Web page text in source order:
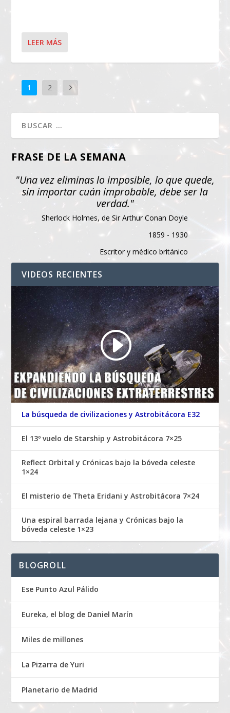
LEER MÁS
1 2
FRASE DE LA SEMANA
"Una vez eliminas lo imposible, lo que quede,
sin importar cuán improbable, debe ser la
verdad."
Sherlock Holmes, de Sir Arthur Conan Doyle
1859 - 1930
Escritor y médico británico
VIDEOS RECIENTES
La búsqueda de civilizaciones y Astrobitácora E32
El 13º vuelo de Starship y Astrobitácora 7×25
Reflect Orbital y Crónicas bajo la bóveda celeste
1×24
El misterio de Theta Eridani y Astrobitácora 7×24
Una espiral barrada lejana y Crónicas bajo la
bóveda celeste 1×23
BLOGROLL
Ese Punto Azul Pálido
Eureka, el blog de Daniel Marín
Miles de millones
La Pizarra de Yuri
Planetario de Madrid